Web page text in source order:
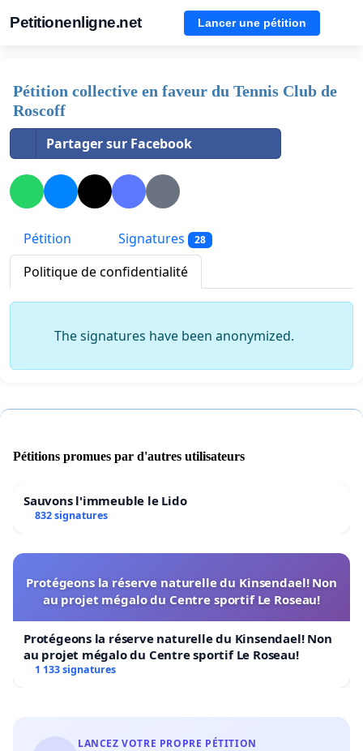
Petitionenligne.net Lancer une pétition
Pétition collective en faveur du Tennis Club de
Roscoff
Partager sur Facebook
Pétition Signatures 28
Politique de confidentialité
The signatures have been anonymized.
Pétitions promues par d'autres utilisateurs
Sauvons l'immeuble le Lido
832 signatures
Protégeons la réserve naturelle du Kinsendael! Non
au projet mégalo du Centre sportif Le Roseau!
Protégeons la réserve naturelle du Kinsendael! Non
au projet mégalo du Centre sportif Le Roseau!
1 133 signatures
LANCEZ VOTRE PROPRE PÉTITION